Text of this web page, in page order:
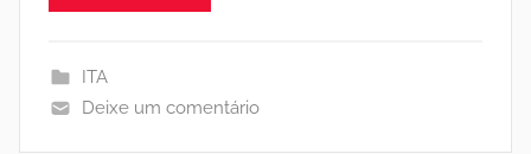
ITA
Deixe um comentário